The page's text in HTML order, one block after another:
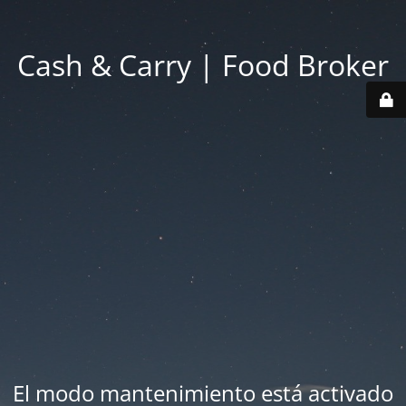
Cash & Carry | Food Broker
El modo mantenimiento está activado